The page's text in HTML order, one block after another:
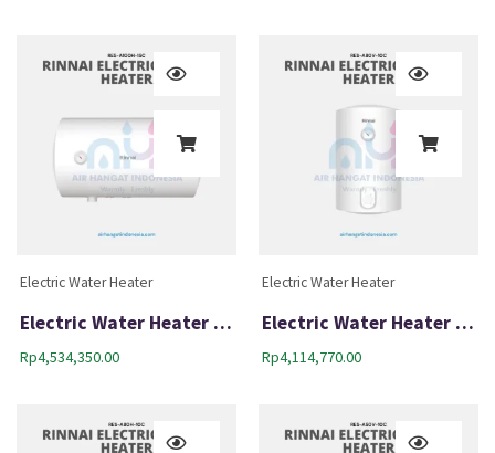
Electric Water Heater
Electric Water Heater Rinnai RES A100H-15C
Rp4,534,350.00
Electric Water Heater
Electric Water Heater Rinnai RES A80V-10C
Rp4,114,770.00